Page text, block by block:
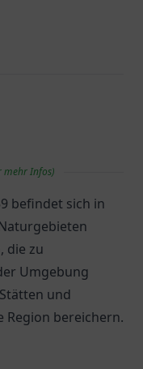
mehr Infos)
befindet sich in
die zu
Umgebung
und
Region bereichern.